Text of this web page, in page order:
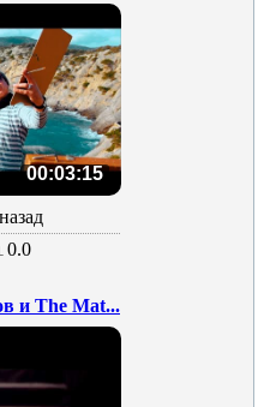
00:03:15
0.0
и The Mat...